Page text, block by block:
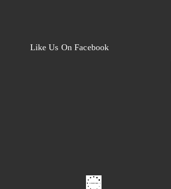
Like Us On Facebook